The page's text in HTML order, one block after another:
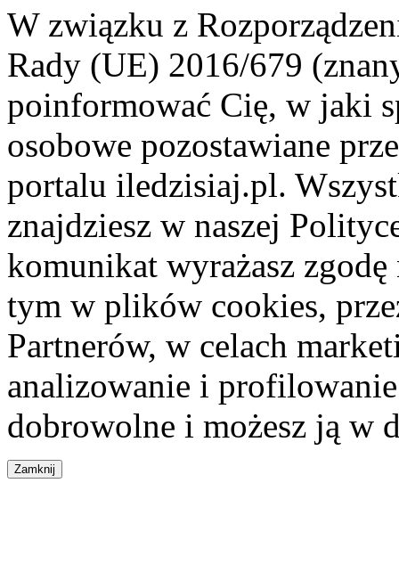
W związku z
Rady (UE) 2016/679
poinformować Cię, w jaki
osobowe pozostawiane
portalu iledzisiaj.pl.
znajdziesz w naszej
komunikat wyrażasz
tym w plików cookies,
Partnerów, w celach
analizowanie i
dobrowolne i możesz ją w